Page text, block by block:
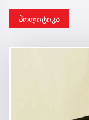
პოლიტიკა